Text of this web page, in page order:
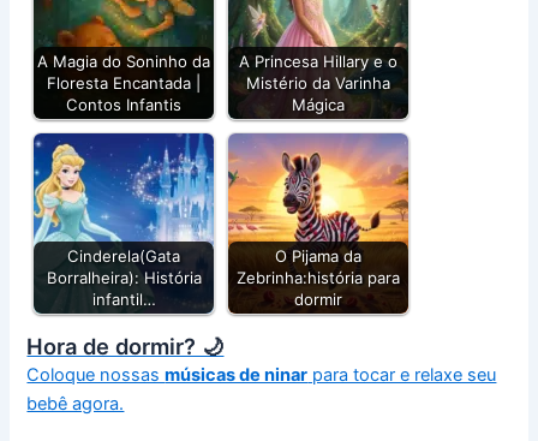
A Magia do Soninho da
Floresta Encantada |
Contos Infantis
A Princesa Hillary e o
Mistério da Varinha
Mágica
Cinderela(Gata
Borralheira): História
infantil…
O Pijama da
Zebrinha:história para
dormir
Hora de dormir? 🌙
Coloque nossasmúsicas de ninar para tocar e relaxe seu
bebê agora.